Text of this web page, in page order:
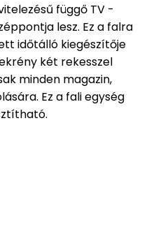
függő TV -
lesz. Ez a falra
időtálló kiegészítője
két rekesszel
minden magazin,
Ez a fali egység